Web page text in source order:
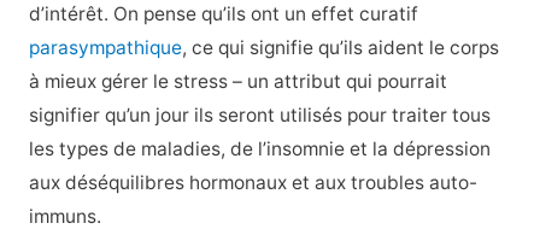
d’intérêt. On pense qu’ils ont un effet curatif
parasympathique, ce qui signifie qu’ils aident le corps
à mieux gérer le stress – un attribut qui pourrait
signifier qu’un jour ils seront utilisés pour traiter tous
les types de maladies, de l’insomnie et la dépression
aux déséquilibres hormonaux et aux troubles auto-
immuns.